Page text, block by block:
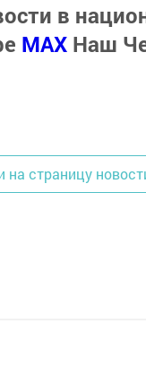
в
MАХ Наш
на страницу